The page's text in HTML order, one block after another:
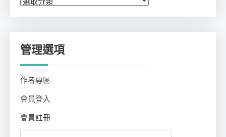
管理選項
作者專區
會員登入
會員註冊